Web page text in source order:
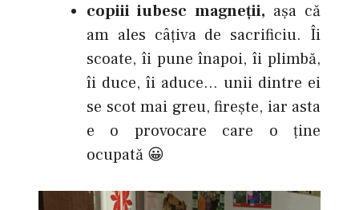
copiii iubesc magneţii, aşa că
am ales câţiva de sacrificiu. Îi
scoate, îi pune înapoi, îi plimbă,
îi duce, îi aduce… unii dintre ei
se scot mai greu, fireşte, iar asta
e o provocare care o ţine
ocupată 😀